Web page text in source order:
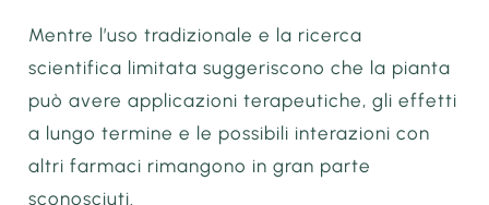
Mentre l’uso tradizionale e la ricerca
scientifica limitata suggeriscono che la pianta
può avere applicazioni terapeutiche, gli effetti
a lungo termine e le possibili interazioni con
altri farmaci rimangono in gran parte
sconosciuti.